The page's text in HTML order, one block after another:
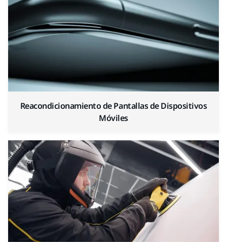
Reacondicionamiento de Pantallas de Dispositivos
Móviles